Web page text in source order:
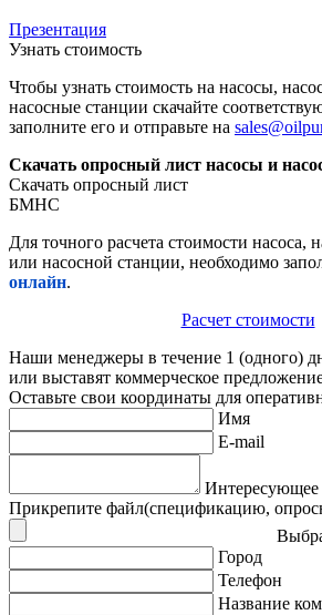
Презентация
Узнать стоимость
Чтобы узнать стоимость на насосы,
насосные станции скачайте
заполните его и отправьте на
Скачать опросный лист насосы и
Скачать опросный лист
БМНС
Для точного расчета стоимости насоса,
или насосной станции, необходимо
онлайн.
Расчет стоимости
Наши менеджеры в течение 1 (одного)
или выставят коммерческое
Оставьте свои координаты для
Имя
E-mail
Интересующее
Прикрепите файл(спецификацию,
Город
Телефон
Название